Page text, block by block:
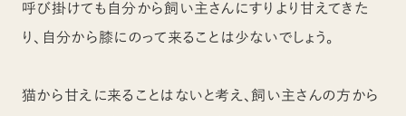
呼び掛けても自分から飼い主さんにすりより甘えてきた
り、自分から膝にのって来ることは少ないでしょう。
猫から甘えに来ることはないと考え、飼い主さんの方から